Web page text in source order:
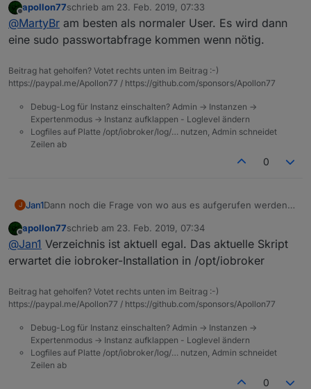
mit welchem User muss das Script gestartet werden?
Ich verbinde mich immer per ssh mit einem normalen
User Account, kein Root.
Muss ich also mich als root anmelden?
Martin
Offline
apollon77schrieb am 23. Feb. 2019, 07:33
zuletzt editiert von
@MartyBr am besten als normaler User. Es wird dann
eine sudo passwortabfrage kommen wenn nötig.
Beitrag hat geholfen? Votet rechts unten im Beitrag :-)
https://paypal.me/Apollon77 / https://github.com/sponsors/Apollon77
Debug-Log für Instanz einschalten? Admin -> Instanzen ->
Expertenmodus -> Instanz aufklappen - Loglevel ändern
Logfiles auf Platte /opt/iobroker/log/… nutzen, Admin schneidet
Zeilen ab
0
J Jan1Dann noch die Frage von wo aus es aufgerufen werden
Ich tippe mal auf ist egal,oder besser im root
Offline
apollon77schrieb am 23. Feb. 2019, 07:34
zuletzt editiert von
@Jan1 Verzeichnis ist aktuell egal. Das aktuelle Skript
erwartet die iobroker-Installation in /opt/iobroker
Beitrag hat geholfen? Votet rechts unten im Beitrag :-)
https://paypal.me/Apollon77 / https://github.com/sponsors/Apollon77
Debug-Log für Instanz einschalten? Admin -> Instanzen ->
Expertenmodus -> Instanz aufklappen - Loglevel ändern
Logfiles auf Platte /opt/iobroker/log/… nutzen, Admin schneidet
Zeilen ab
0